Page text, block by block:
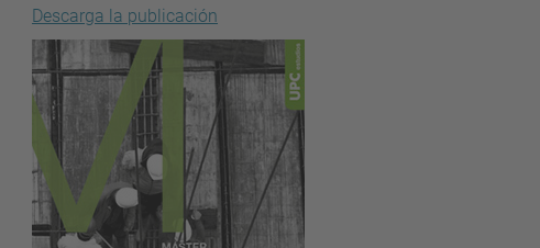
Descarga la publicación